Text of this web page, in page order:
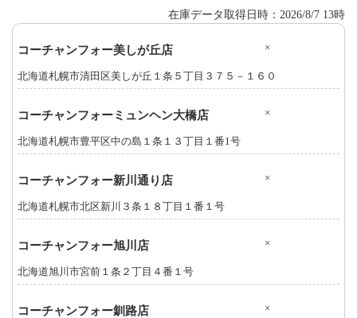
在庫データ取得日時：2026/8/7 13時
コーチャンフォー美しが丘店 ×
北海道札幌市清田区美しが丘１条５丁目３７５－１６０
コーチャンフォーミュンヘン大橋店 ×
北海道札幌市豊平区中の島１条１３丁目１番1号
コーチャンフォー新川通り店 ×
北海道札幌市北区新川３条１８丁目１番１号
コーチャンフォー旭川店 ×
北海道旭川市宮前１条２丁目４番１号
コーチャンフォー釧路店 ×